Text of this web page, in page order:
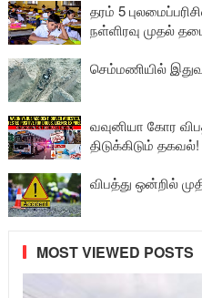
தரம் 5
நள்ளிரவு முதல்
செம்மணியில்
வவுனியா கோர
திடுக்கிடும் தகவல்!
விபத்து ஒன்றில்
MOST VIEWED POSTS